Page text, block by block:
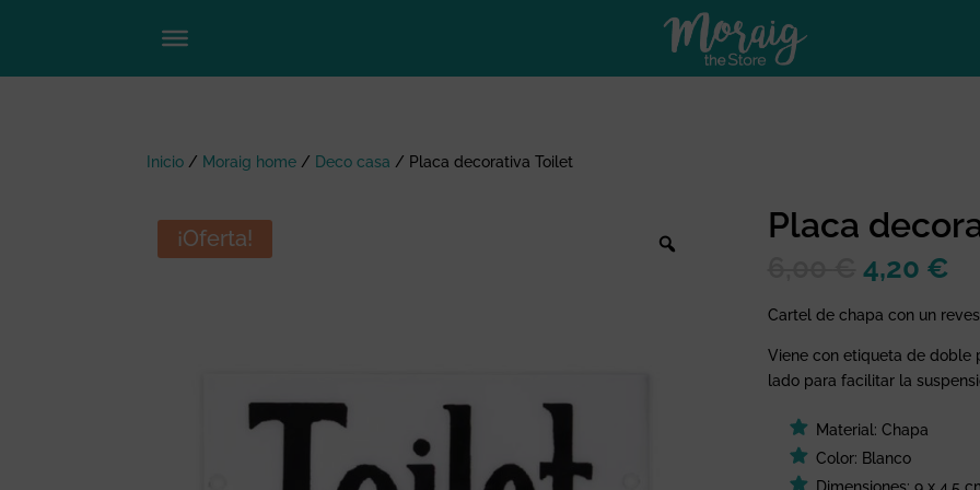
Inicio / Moraig home / Deco casa / Placa decorativa Toilet
¡Oferta! Placa
El
precio
original
era:
6,00 €.
4,20 €
es:
Cartel de chapa con un
Viene con etiqueta de doble
lado para facilitar la
Material: Chapa
Color: Blanco
Dimensiones: 9 x 4,5